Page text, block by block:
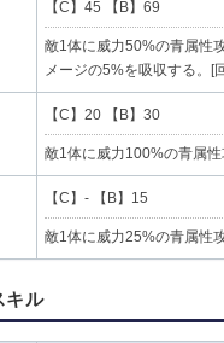
【C】45 【B】69
敵1体に威力50%の青属性
メージの5%を吸収する。[
【C】20 【B】30
敵1体に威力100%の青属性
【C】- 【B】15
敵1体に威力25%の青属性
キル